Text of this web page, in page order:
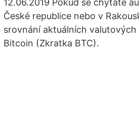
12.06.2019 Pokud se chytáte
České republice nebo v
srovnání aktuálních
Bitcoin (Zkratka BTC).